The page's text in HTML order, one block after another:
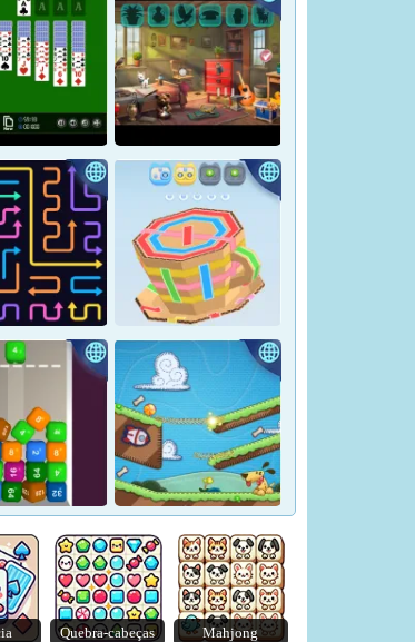
Pop
Solitaire
Hidden Objects: Hilltop
Manor
New Levels Tape Sort 3D
Quebra-cabeças Mahjong